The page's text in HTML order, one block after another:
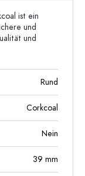
ist ein
und
und
Rund
Corkcoal
Nein
39 mm